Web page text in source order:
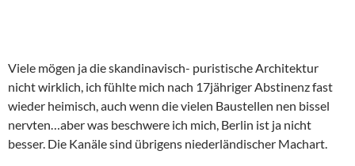
Viele mögen ja die skandinavisch- puristische Architektur
nicht wirklich, ich fühlte mich nach 17jähriger Abstinenz fast
wieder heimisch, auch wenn die vielen Baustellen nen bissel
nervten…aber was beschwere ich mich, Berlin ist ja nicht
besser. Die Kanäle sind übrigens niederländischer Machart.